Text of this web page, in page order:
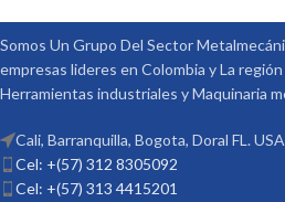
OPCIONALES:
REF: TS-2 PLATOS DIVISORES REF:
DP-2
REF:
DP-1
Somos Un Grupo Del Sector
empresas lideres en Colombia y La
Herramientas industriales y Maquinaria
Cali, Barranquilla, Bogota, Doral FL. USA
Cel: +(57) 312 8305092
Cel: +(57) 313 4415201